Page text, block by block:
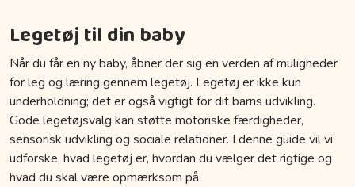
Legetøj til din baby
Når du får en ny baby, åbner der sig en verden af muligheder
for leg og læring gennem legetøj. Legetøj er ikke kun
underholdning; det er også vigtigt for dit barns udvikling.
Gode legetøjsvalg kan støtte motoriske færdigheder,
sensorisk udvikling og sociale relationer. I denne guide vil vi
udforske, hvad legetøj er, hvordan du vælger det rigtige og
hvad du skal være opmærksom på.